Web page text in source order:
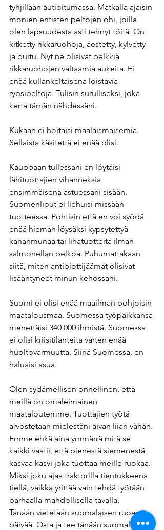
tyhjillään autioitumassa. Matkalla ajaisin
monien entisten peltojen ohi, joilla
olen lapsuudesta asti tehnyt töitä. On
kitketty rikkaruohoja, äestetty, kylvetty
ja puitu. Nyt ne olisivat pelkkiä
rikkaruohojen valtaamia aukeita. Ei
enää kullankeltaisena loistavia
rypsipeltoja. Tulisin surulliseksi, joka
kerta tämän nähdessäni.
Kukaan ei hoitaisi maalaismaisemia.
Sellaista käsitettä ei enää olisi.
Kauppaan tullessani en löytäisi
lähituottajien vihanneksia
ensimmäisenä astuessani sisään.
Suomenliput ei liehuisi missään
tuotteessa. Pohtisin että en voi syödä
enää hieman löysäksi kypsytettyä
kananmunaa tai lihatuotteita ilman
salmonellan pelkoa. Puhumattakaan
siitä, miten antibiottijäämät olisivat
lisääntyneet minun kehossani.
Suomi ei olisi enää maailman pohjoisin
maatalousmaa. Suomessa työpaikkansa
menettäisi 340 000 ihmistä. Suomessa
ei olisi kriisitilanteita varten enää
huoltovarmuutta. Siinä Suomessa, en
haluaisi asua.
Olen sydämellisen onnellinen, että
meillä on omaleimainen
maataloutemme. Tuottajien työtä
arvostetaan mielestäni aivan liian vähän.
Emme ehkä aina ymmärrä mitä se
kaikki vaatii, että pienestä siemenestä
kasvaa kasvi joka tuottaa meille ruokaa.
Miksi joku ajaa traktorilla tientukkeena
tiellä, vaikka yrittää vain tehdä työtään
parhaalla mahdollisella tavalla.
Tänään vietetään suomalaisen ruoan
päivää. Osta ja tee tänään suomalaista